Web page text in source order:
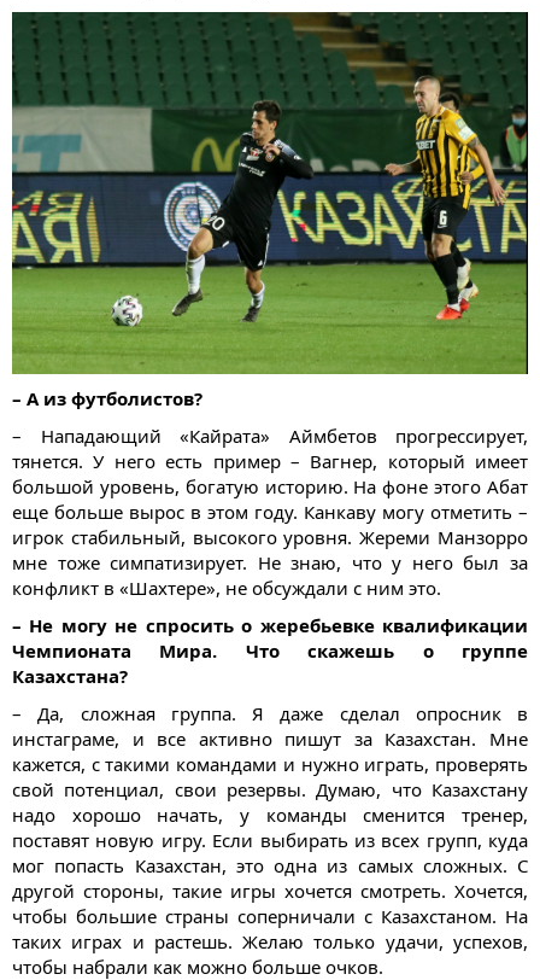
– А из футболистов?
– Нападающий «Кайрата» Аймбетов прогрессирует,
тянется. У него есть пример – Вагнер, который имеет
большой уровень, богатую историю. На фоне этого Абат
еще больше вырос в этом году. Канкаву могу отметить –
игрок стабильный, высокого уровня. Жереми Манзорро
мне тоже симпатизирует. Не знаю, что у него был за
конфликт в «Шахтере», не обсуждали с ним это.
– Не могу не спросить о жеребьевке квалификации
Чемпионата Мира. Что скажешь о группе
Казахстана?
– Да, сложная группа. Я даже сделал опросник в
инстаграме, и все активно пишут за Казахстан. Мне
кажется, с такими командами и нужно играть, проверять
свой потенциал, свои резервы. Думаю, что Казахстану
надо хорошо начать, у команды сменится тренер,
поставят новую игру. Если выбирать из всех групп, куда
мог попасть Казахстан, это одна из самых сложных. С
другой стороны, такие игры хочется смотреть. Хочется,
чтобы большие страны соперничали с Казахстаном. На
таких играх и растешь. Желаю только удачи, успехов,
чтобы набрали как можно больше очков.